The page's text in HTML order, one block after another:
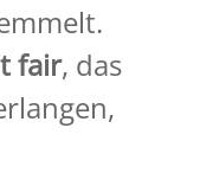
fair, das